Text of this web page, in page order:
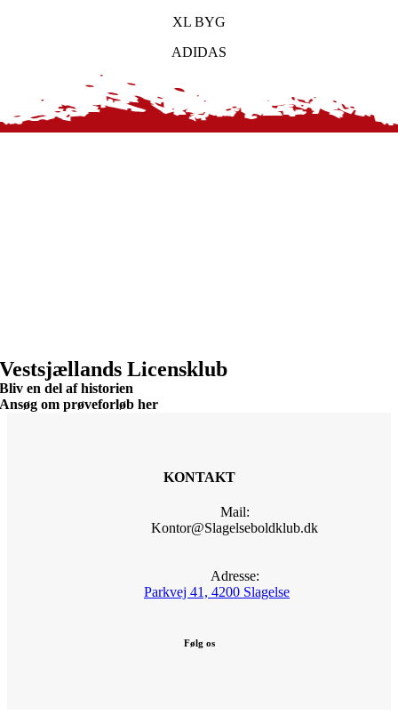
XL BYG
ADIDAS
Vestsjællands Licensklub
Bliv en del af historien
Ansøg om prøveforløb her
KONTAKT
Mail:
Kontor@Slagelseboldklub.dk
Adresse:
Parkvej 41, 4200 Slagelse
Følg os